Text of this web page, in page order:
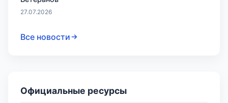
27.07.2026
Все новости
Официальные ресурсы